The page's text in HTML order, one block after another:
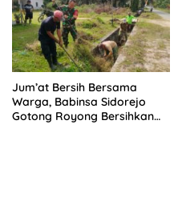
Jum’at Bersih Bersama
Warga, Babinsa Sidorejo
Gotong Royong Bersihkan